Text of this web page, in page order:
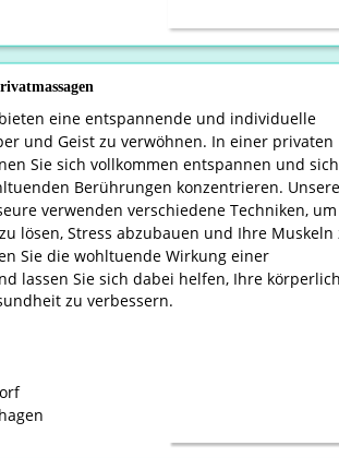
eine entspannende und individuelle
und Geist zu verwöhnen. In einer privaten
Sie sich vollkommen entspannen und
Berührungen konzentrieren.
verwenden verschiedene Techniken,
lösen, Stress abzubauen und Ihre
Sie die wohltuende Wirkung einer
lassen Sie sich dabei helfen, Ihre
zu verbessern.